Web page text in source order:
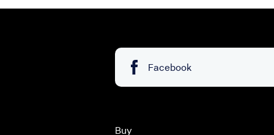
Facebook
Buy